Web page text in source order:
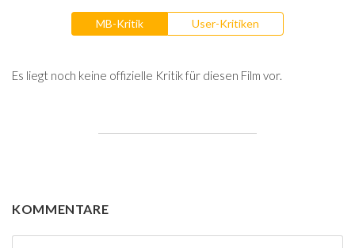
MB-Kritik User-Kritiken
Es liegt noch keine offizielle Kritik für diesen Film vor.
KOMMENTARE